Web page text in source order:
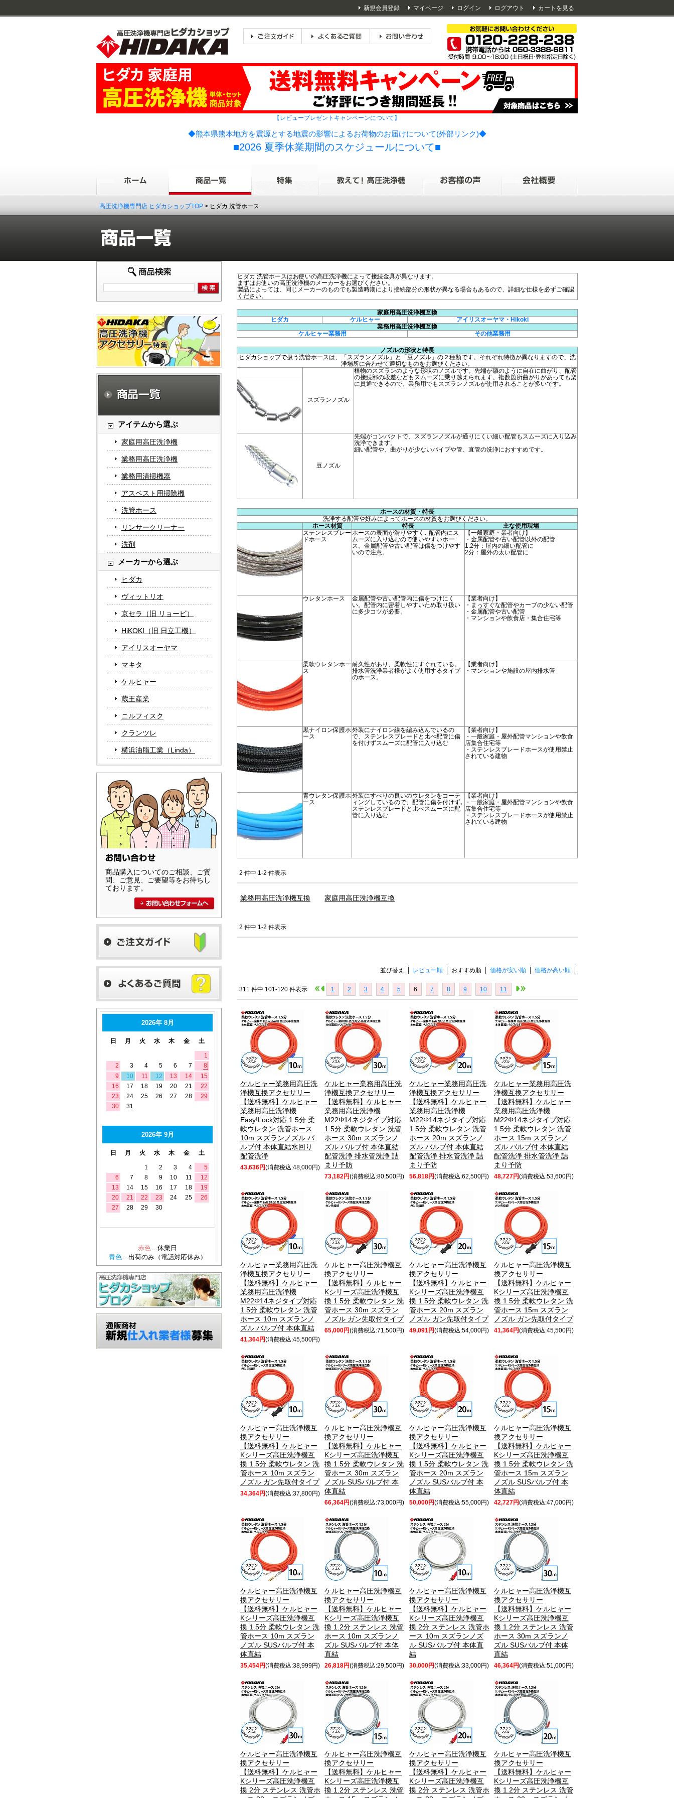
新規会員登録 マイページ ログイン ログアウト カートを見る
【レビュープレゼントキャンペーンについて】
◆熊本県熊本地方を震源とする地震の影響によるお荷物のお届けについて(外部リンク)◆
■2026 夏季休業期間のスケジュールについて■
高圧洗浄機専門店 ヒダカショップTOP > ヒダカ 洗管ホース
アイテムから選ぶ
家庭用高圧洗浄機
業務用高圧洗浄機
業務用清掃機器
アスベスト用掃除機
洗管ホース
リンサークリーナー
洗剤
メーカーから選ぶ
ヒダカ
ヴィットリオ
京セラ（旧 リョービ）
HiKOKI（旧 日立工機）
アイリスオーヤマ
マキタ
ケルヒャー
蔵王産業
ニルフィスク
クランツレ
横浜油脂工業（Linda）
商品購入についてのご相談、ご質
問、ご意見、ご要望等をお待ちし
ております。
ヒダカ 洗管ホースはお使いの高圧洗浄機によって接続金具が異なります。
まずはお使いの高圧洗浄機のメーカーをお選びください。
製品によっては、同じメーカーのものでも製造時期により接続部分の形状が異なる場合もあるので、詳細な仕様を必ずご確認
ください。
家庭用高圧洗浄機互換
ヒダカ
ケルヒャー
アイリスオーヤマ・Hikoki
業務用高圧洗浄機互換
ケルヒャー業務用
その他業務用
ノズルの形状と特長
ヒダカショップで扱う洗管ホースは、「スズランノズル」と「豆ノズル」の２種類です。それぞれ特徴が異なりますので、洗
浄場所に合わせて適切なものをお選びくたさい。
スズランノズル
植物のスズランのような形状のノズルです。先端が鎖のように自在に曲がり、配管
の接続部の段差などもスムーズに乗り越えられます。複数箇所曲がりがあっても楽
に貫通できるので、業務用でもスズランノズルが使用されることが多いです。
豆ノズル
先端がコンパクトで、スズランノズルが通りにくい細い配管もスムーズに入り込み
洗浄できます。
細い配管や、曲がりが少ないパイプや管、直管の洗浄におすすめです。
ホースの材質・特長
洗浄する配管や好みによってホースの材質をお選びください。
ホース材質
特長
主な使用現場
ステンレスブレー
ドホース
ホースの表面が滑りやすく､ 配管内にス
ムーズに入り込むので使いやすいホー
ス。金属配管や古い配管は傷をつけやす
いので注意。
【一般家庭・業者向け】
・金属配管や古い配管以外の配管
1.2分：屋内の細い配管に
2分：屋外の太い配管に
ウレタンホース
金属配管や古い配管内に傷をつけにく
い。配管内に密着しやすいため取り扱い
に多少コツが必要。
【業者向け】
・まっすぐな配管やカーブの少ない配管
・金属配管や古い配管
・マンションや飲食店・集合住宅等
柔軟ウレタンホー
ス
耐久性があり、柔軟性にすぐれている。
排水管洗浄業者様がよく使用するタイプ
のホース。
【業者向け】
・マンションや施設の屋内排水管
黒ナイロン保護ホ
ース
外装にナイロン線を編み込んでいるの
で、ステンレスブレードと比べ配管に傷
を付けずスムーズに配管に入り込む
【業者向け】
・一般家庭・屋外配管マンションや飲食
店集合住宅等
・ステンレスブレードホースが使用禁止
されている建物
青ウレタン保護ホ
ース
外装にすべりの良いのウレタンをコーテ
ィングしているので、配管に傷を付けず､
ステンレスブレードと比べスムーズに配
管に入り込む
【業者向け】
・一般家庭・屋外配管マンションや飲食
店集合住宅等
・ステンレスブレードホースが使用禁止
されている建物
2 件中 1-2 件表示
業務用高圧洗浄機互換 家庭用高圧洗浄機互換
2 件中 1-2 件表示
並び替え レビュー順 おすすめ順 価格が安い順 価格が高い順
311 件中 101-120 件表示 1 2 3 4 5 6 7 8 9 10 11
ケルヒャー業務用高圧洗
浄機互換アクセサリー
【送料無料】ケルヒャー
業務用高圧洗浄機
Easy!Lock対応 1.5分 柔
軟ウレタン 洗管ホース
10m スズランノズル バ
ルブ付 本体直結水回り
配管洗浄
43,636円(消費税込:48,000円)
ケルヒャー業務用高圧洗
浄機互換アクセサリー
【送料無料】ケルヒャー
業務用高圧洗浄機
M22Φ14ネジタイプ対応
1.5分 柔軟ウレタン 洗管
ホース 30m スズランノ
ズル バルブ付 本体直結
配管洗浄 排水管洗浄 詰
まり予防
73,182円(消費税込:80,500円)
ケルヒャー業務用高圧洗
浄機互換アクセサリー
【送料無料】ケルヒャー
業務用高圧洗浄機
M22Φ14ネジタイプ対応
1.5分 柔軟ウレタン 洗管
ホース 20m スズランノ
ズル バルブ付 本体直結
配管洗浄 排水管洗浄 詰
まり予防
56,818円(消費税込:62,500円)
ケルヒャー業務用高圧洗
浄機互換アクセサリー
【送料無料】ケルヒャー
業務用高圧洗浄機
M22Φ14ネジタイプ対応
1.5分 柔軟ウレタン 洗管
ホース 15m スズランノ
ズル バルブ付 本体直結
配管洗浄 排水管洗浄 詰
まり予防
48,727円(消費税込:53,600円)
ケルヒャー業務用高圧洗
浄機互換アクセサリー
【送料無料】ケルヒャー
業務用高圧洗浄機
M22Φ14ネジタイプ対応
1.5分 柔軟ウレタン 洗管
ホース 10m スズランノ
ズル バルブ付 本体直結
41,364円(消費税込:45,500円)
ケルヒャー高圧洗浄機互
換アクセサリー
【送料無料】ケルヒャー
Kシリーズ高圧洗浄機互
換 1.5分 柔軟ウレタン 洗
管ホース 30m スズラン
ノズル ガン先取付タイプ
65,000円(消費税込:71,500円)
ケルヒャー高圧洗浄機互
換アクセサリー
【送料無料】ケルヒャー
Kシリーズ高圧洗浄機互
換 1.5分 柔軟ウレタン 洗
管ホース 20m スズラン
ノズル ガン先取付タイプ
49,091円(消費税込:54,000円)
ケルヒャー高圧洗浄機互
換アクセサリー
【送料無料】ケルヒャー
Kシリーズ高圧洗浄機互
換 1.5分 柔軟ウレタン 洗
管ホース 15m スズラン
ノズル ガン先取付タイプ
41,364円(消費税込:45,500円)
ケルヒャー高圧洗浄機互
換アクセサリー
【送料無料】ケルヒャー
Kシリーズ高圧洗浄機互
換 1.5分 柔軟ウレタン 洗
管ホース 10m スズラン
ノズル ガン先取付タイプ
34,364円(消費税込:37,800円)
ケルヒャー高圧洗浄機互
換アクセサリー
【送料無料】ケルヒャー
Kシリーズ高圧洗浄機互
換 1.5分 柔軟ウレタン 洗
管ホース 30m スズラン
ノズル SUSバルブ付 本
体直結
66,364円(消費税込:73,000円)
ケルヒャー高圧洗浄機互
換アクセサリー
【送料無料】ケルヒャー
Kシリーズ高圧洗浄機互
換 1.5分 柔軟ウレタン 洗
管ホース 20m スズラン
ノズル SUSバルブ付 本
体直結
50,000円(消費税込:55,000円)
ケルヒャー高圧洗浄機互
換アクセサリー
【送料無料】ケルヒャー
Kシリーズ高圧洗浄機互
換 1.5分 柔軟ウレタン 洗
管ホース 15m スズラン
ノズル SUSバルブ付 本
体直結
42,727円(消費税込:47,000円)
ケルヒャー高圧洗浄機互
換アクセサリー
【送料無料】ケルヒャー
Kシリーズ高圧洗浄機互
換 1.5分 柔軟ウレタン 洗
管ホース 10m スズラン
ノズル SUSバルブ付 本
体直結
35,454円(消費税込:38,999円)
ケルヒャー高圧洗浄機互
換アクセサリー
【送料無料】ケルヒャー
Kシリーズ高圧洗浄機互
換 1.2分 ステンレス 洗管
ホース 10m スズランノ
ズル SUSバルブ付 本体
直結
26,818円(消費税込:29,500円)
ケルヒャー高圧洗浄機互
換アクセサリー
【送料無料】ケルヒャー
Kシリーズ高圧洗浄機互
換 2分 ステンレス 洗管ホ
ース 10m スズランノズ
ル SUSバルブ付 本体直
結
30,000円(消費税込:33,000円)
ケルヒャー高圧洗浄機互
換アクセサリー
【送料無料】ケルヒャー
Kシリーズ高圧洗浄機互
換 1.2分 ステンレス 洗管
ホース 30m スズランノ
ズル SUSバルブ付 本体
直結
46,364円(消費税込:51,000円)
ケルヒャー高圧洗浄機互
換アクセサリー
【送料無料】ケルヒャー
Kシリーズ高圧洗浄機互
換 2分 ステンレス 洗管ホ
ケルヒャー高圧洗浄機互
換アクセサリー
【送料無料】ケルヒャー
Kシリーズ高圧洗浄機互
換 1.2分 ステンレス 洗管
ケルヒャー高圧洗浄機互
換アクセサリー
【送料無料】ケルヒャー
Kシリーズ高圧洗浄機互
換 2分 ステンレス 洗管ホ
ケルヒャー高圧洗浄機互
換アクセサリー
【送料無料】ケルヒャー
Kシリーズ高圧洗浄機互
換 1.2分 ステンレス 洗管